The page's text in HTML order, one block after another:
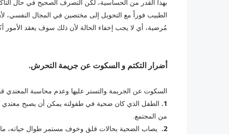
بهذا القدر من الحساسية، لكن التصرف الصحيح في حال
الطبيب فوراً مع التحويل إلى مختصين في المجال النفسي،
مُرضية، أي لا يجب إخفاء الحالة لأن ذلك سوف يعقد الأمور
أضرار التكتم و السكوت عن جريمة التحرش.
السكوت عن الجريمة والتستر عليها وعدم محاسبة المعتدي قد
1. الطفل الذي كان ضحية في طفولته يمكن أن يصبح معتدي
من المجتمع.
2.
يصاب الضحية بحالات قلق وخوف مستمر طوال حياته،